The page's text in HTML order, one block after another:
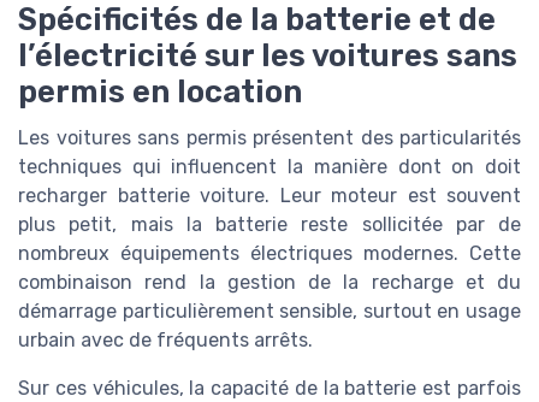
Spécificités de la batterie et de
l’électricité sur les voitures sans
permis en location
Les voitures sans permis présentent des particularités
techniques qui influencent la manière dont on doit
recharger batterie voiture. Leur moteur est souvent
plus petit, mais la batterie reste sollicitée par de
nombreux équipements électriques modernes. Cette
combinaison rend la gestion de la recharge et du
démarrage particulièrement sensible, surtout en usage
urbain avec de fréquents arrêts.
Sur ces véhicules, la capacité de la batterie est parfois